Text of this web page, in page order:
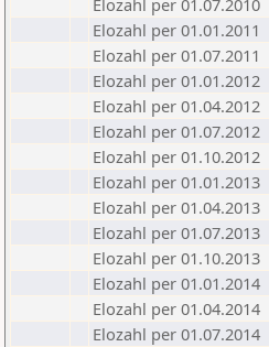
Elozahl per 01.07.2010
Elozahl per 01.01.2011
Elozahl per 01.07.2011
Elozahl per 01.01.2012
Elozahl per 01.04.2012
Elozahl per 01.07.2012
Elozahl per 01.10.2012
Elozahl per 01.01.2013
Elozahl per 01.04.2013
Elozahl per 01.07.2013
Elozahl per 01.10.2013
Elozahl per 01.01.2014
Elozahl per 01.04.2014
Elozahl per 01.07.2014